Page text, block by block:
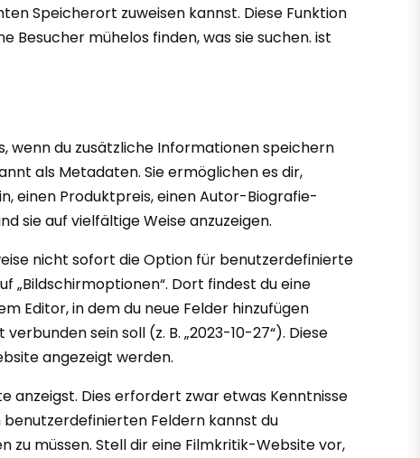
Speicherort zuweisen kannst. Diese Funktion
Besucher mühelos finden, was sie suchen. ist
wenn du zusätzliche Informationen speichern
als Metadaten. Sie ermöglichen es dir,
einen Produktpreis, einen Autor-Biografie-
sie auf vielfältige Weise anzuzeigen.
nicht sofort die Option für benutzerdefinierte
„Bildschirmoptionen“. Dort findest du eine
Editor, in dem du neue Felder hinzufügen
sein soll (z. B. „2023-10-27“). Diese
angezeigt werden.
anzeigst. Dies erfordert zwar etwas Kenntnisse
benutzerdefinierten Feldern kannst du
müssen. Stell dir eine Filmkritik-Website vor,